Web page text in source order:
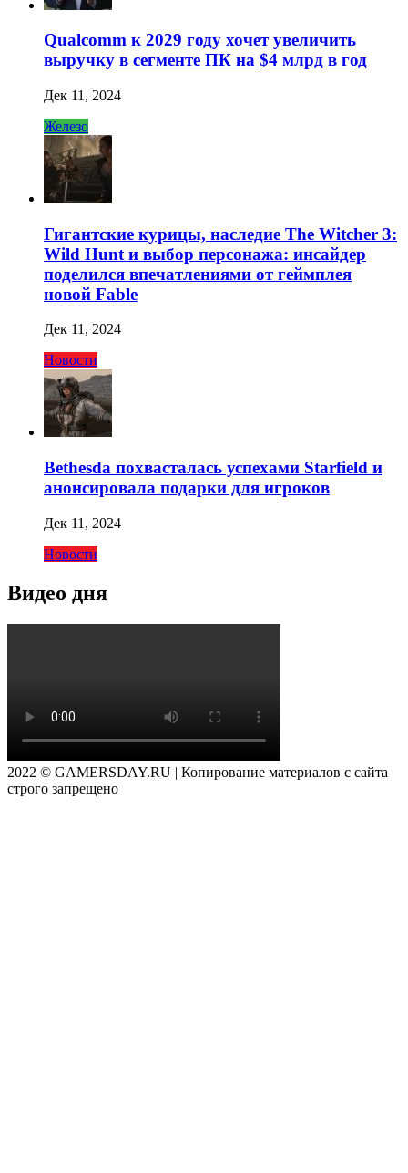
Qualcomm к 2029 году хочет увеличить
выручку в сегменте ПК на $4 млрд в год
Дек 11, 2024
Железо
Гигантские курицы, наследие The Witcher 3:
Wild Hunt и выбор персонажа: инсайдер
поделился впечатлениями от геймплея
новой Fable
Дек 11, 2024
Новости
Bethesda похвасталась успехами Starfield и
анонсировала подарки для игроков
Дек 11, 2024
Новости
Видео дня
2022 © GAMERSDAY.RU | Копирование материалов с сайта
строго запрещено